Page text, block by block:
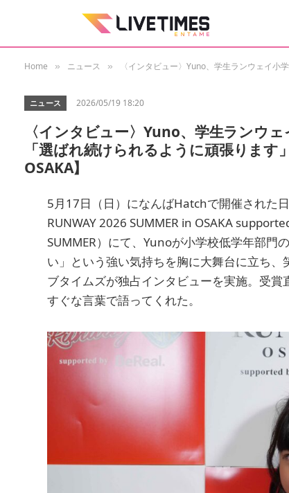
Home » ニュース » 〈インタビュー〉Yuno、学生ランウェイ小
ニュース 2026/05/19 18:20
〈インタビュー〉Yuno、学生ランウ
「選ばれ続けられるように頑張ります
OSAKA】
5月17日（日）になんばHatchで開催された
RUNWAY 2026 SUMMER in OSAKA
SUMMER）にて、Yunoが小学校低学年部門
い」という強い気持ちを胸に大舞台に立ち
ブタイムズが独占インタビューを実施。受
すぐな言葉で語ってくれた。